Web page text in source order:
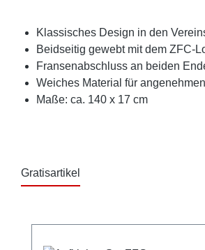
Klassisches Design in den
Beidseitig gewebt mit dem ZFC-
Fransenabschluss an beiden
Weiches Material für
Maße: ca. 140 x 17 cm
Gratisartikel